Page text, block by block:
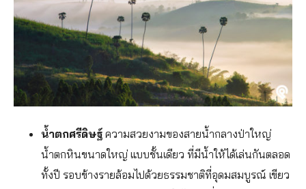
น้ำตกศรีดิษฐ์ ความสวยงามของสายน้ำกลางป่าใหญ่
น้ำตกหินขนาดใหญ่ แบบชั้นเดียว ที่มีน้ำให้ได้เล่นกันตลอด
ทั้งปี รอบข้างรายล้อมไปด้วยธรรมชาติที่อุดมสมบูรณ์ เขียว